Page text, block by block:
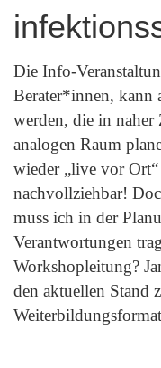
Die Info-
Berater*innen, kann
werden, die in
analogen Raum
wieder „live vor
nachvollziehbar!
muss ich in der
Verantwortungen
Workshopleitung?
den aktuellen Stand